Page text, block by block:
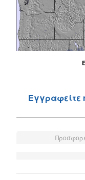
Εγγραφείτε